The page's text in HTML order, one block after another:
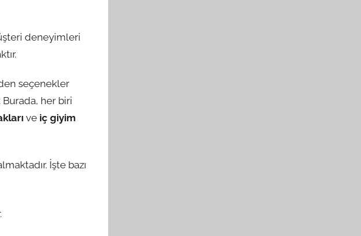
deneyimleri
seçenekler
Burada, her biri
ve iç giyim
İşte bazı